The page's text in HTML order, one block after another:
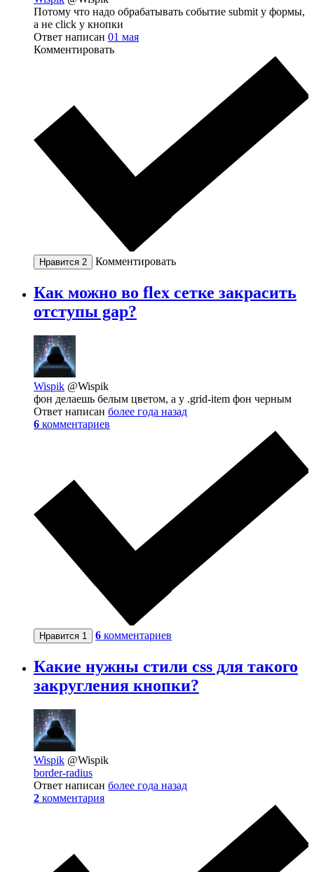
Потому что надо обрабатывать событие submit у формы,
а не click у кнопки
Ответ написан 01 мая
Комментировать
Нравится 2 Комментировать
Как можно во flex сетке закрасить
отступы gap?
Wispik @Wispik
фон делаешь белым цветом, а у .grid-item фон черным
Ответ написан более года назад
6 комментариев
Нравится 1 6 комментариев
Какие нужны стили css для такого
закругления кнопки?
Wispik @Wispik
border-radius
Ответ написан более года назад
2 комментария